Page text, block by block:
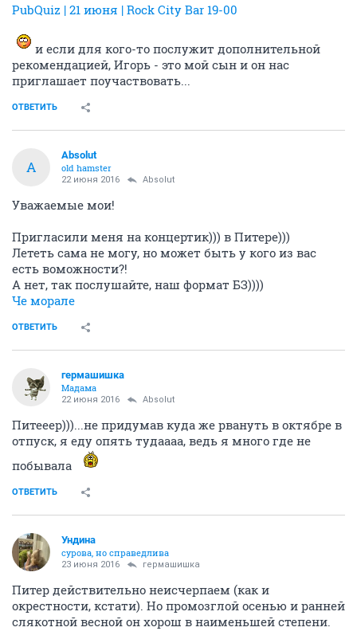
PubQuiz | 21 июня | Rock City Bar 19-00
и если для кого-то послужит дополнительной
рекомендацией, Игорь - это мой сын и он нас
приглашает поучаствовать...
ОТВЕТИТЬ
A
Absolut
old hamster
22 июня 2016 Absolut
Уважаемые мои!
Пригласили меня на концертик))) в Питере)))
Лететь сама не могу, но может быть у кого из вас
есть воможности?!
А нет, так послушайте, наш формат БЗ))))
Че морале
ОТВЕТИТЬ
гермашишка
Мадама
22 июня 2016 Absolut
Питееер)))...не придумав куда же рвануть в октябре в
отпуск, я еду опять тудаааа, ведь я много где не
побывала
ОТВЕТИТЬ
Ундинa
сурова, но справедлива
23 июня 2016 гермашишка
Питер действительно неисчерпаем (как и
окрестности, кстати). Но промозглой осенью и ранней
слякотной весной он хорош в наименьшей степени.